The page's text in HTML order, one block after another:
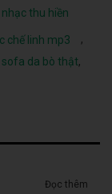
nhạc thu hiền
chế linh mp3
,
sofa da bò thật,
Đọc thêm